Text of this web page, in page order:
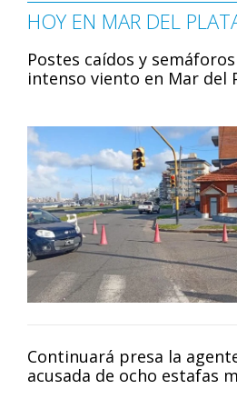
HOY EN MAR DEL
Postes caídos y
intenso viento en Mar del
Continuará presa la
acusada de ocho estafas